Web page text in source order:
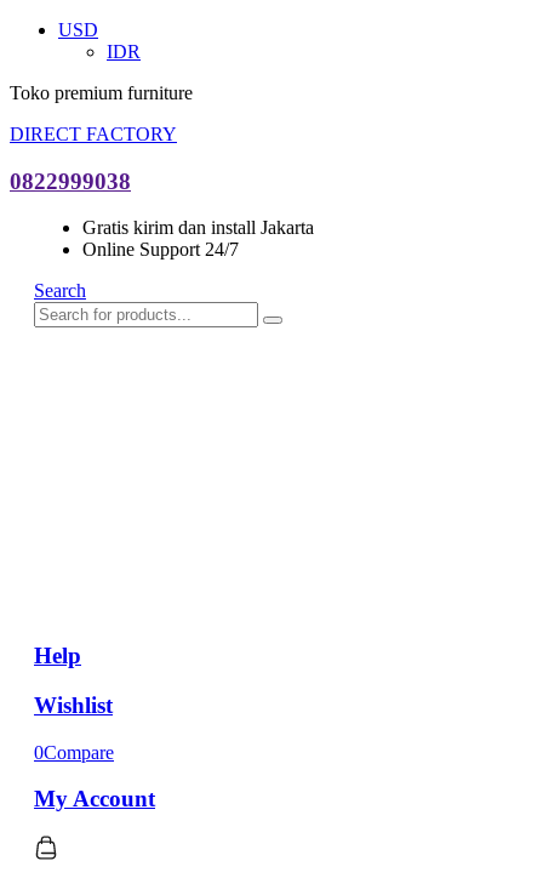
USD
IDR
Toko premium furniture
DIRECT FACTORY
0822999038
Gratis kirim dan install Jakarta
Online Support 24/7
Search
Help
Wishlist
0Compare
My Account